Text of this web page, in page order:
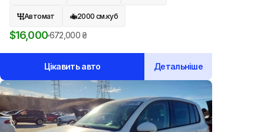
Автомат 2000 см.куб
$16,000672,000₴
Цікавить авто Детальніше